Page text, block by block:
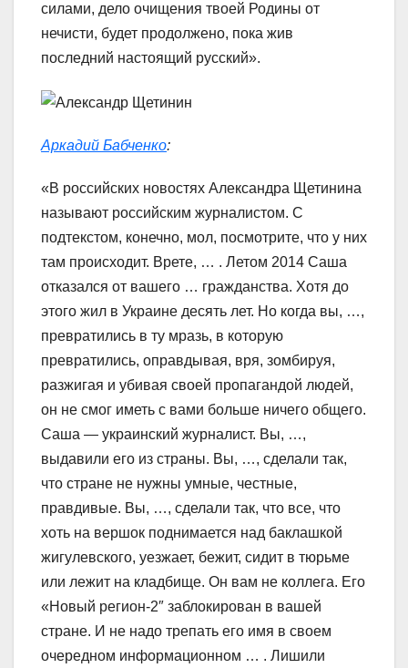
силами, дело очищения твоей Родины от
нечисти, будет продолжено, пока жив
последний настоящий русский».
Аркадий Бабченко:
«В российских новостях Александра Щетинина
называют российским журналистом. С
подтекстом, конечно, мол, посмотрите, что у них
там происходит. Врете, … . Летом 2014 Саша
отказался от вашего … гражданства. Хотя до
этого жил в Украине десять лет. Но когда вы, …,
превратились в ту мразь, в которую
превратились, оправдывая, вря, зомбируя,
разжигая и убивая своей пропагандой людей,
он не смог иметь с вами больше ничего общего.
Саша — украинский журналист. Вы, …,
выдавили его из страны. Вы, …, сделали так,
что стране не нужны умные, честные,
правдивые. Вы, …, сделали так, что все, что
хоть на вершок поднимается над баклашкой
жигулевского, уезжает, бежит, сидит в тюрьме
или лежит на кладбище. Он вам не коллега. Его
«Новый регион-2″ заблокирован в вашей
стране. И не надо трепать его имя в своем
очередном информационном … . Лишили